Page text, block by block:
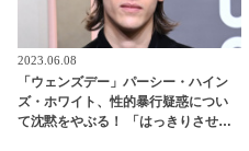
2023.06.08
「ウェンズデー」パーシー・ハイン
ズ・ホワイト、性的暴行疑惑につい
て沈黙をやぶる！ 「はっきりさせた